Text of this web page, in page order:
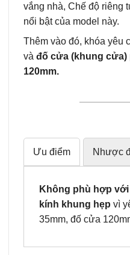
vắng nhà, Chế độ riêng
nổi bật của model này.
Thêm vào đó, khóa yêu
và đố cửa (khung cửa)
120mm.
Ưu điểm Nhược
Không phù hợp
kính khung hẹp vì
35mm, đố cửa